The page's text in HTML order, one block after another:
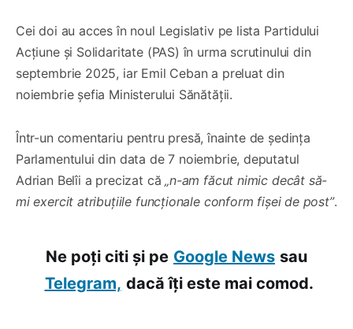
Cei doi au acces în noul Legislativ pe lista Partidului
Acțiune și Solidaritate (PAS) în urma scrutinului din
septembrie 2025, iar Emil Ceban a preluat din
noiembrie șefia Ministerului Sănătății.
Într-un comentariu pentru presă, înainte de ședința
Parlamentului din data de 7 noiembrie, deputatul
Adrian Belîi a precizat că„n-am făcut nimic decât să-
mi exercit atribuțiile funcționale conform fișei de post”.
Ne poți citi și pe Google News sau
Telegram, dacă îți este mai comod.